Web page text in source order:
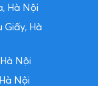
Hà Nội
Giấy, Hà
Nội
Nội